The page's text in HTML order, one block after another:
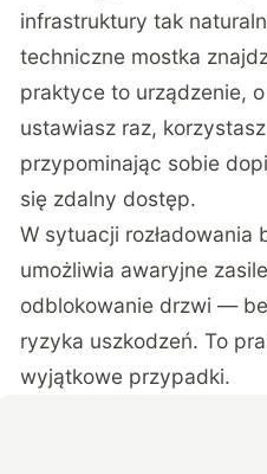
infrastruktury tak
techniczne mostka
praktyce to urządzenie,
ustawiasz raz,
przypominając sobie
się zdalny dostęp.
W sytuacji rozładowania
umożliwia awaryjne
odblokowanie drzwi —
ryzyka uszkodzeń. To
wyjątkowe przypadki.